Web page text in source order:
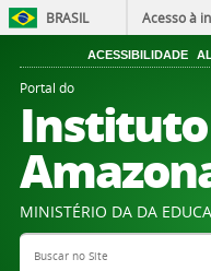
BRASIL Acesso à
ACESSIBILIDADE
Portal do
Instituto
MINISTÉRIO DA DA
Search Site